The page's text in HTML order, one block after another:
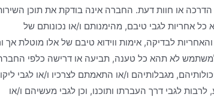
או חוות דעת. החברה אינה בודקת את תוכן
כל אחריות לגבי טיבם, מהימנותם ו/או נכונותם של
לבדיקה, אימות ווידוא טיבם של אלו מוטלת אך
לא תהא כל טענה, תביעה או דרישה כלפי
מגבלותיהם ו/או התאמתם לצרכיו ו/או לגבי
לגבי דרך העברתו ותוכנו, וכן לגבי מעשיהם ו/או